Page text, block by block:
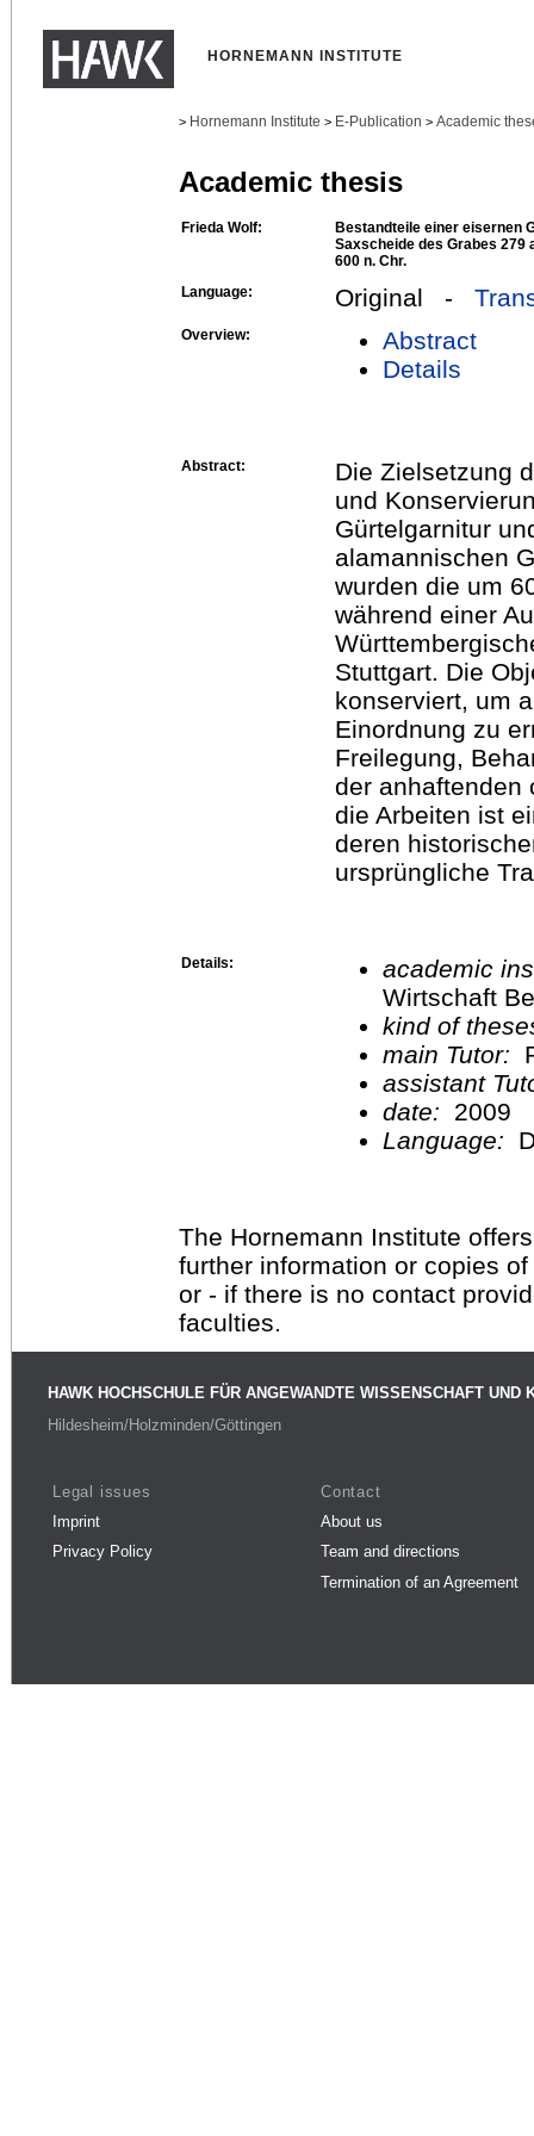
HORNEMANN INSTITUTE
> Hornemann Institute > E-Publication > Academic
Academic thesis
Frieda Wolf:
Bestandteile einer eisernen
Saxscheide des Grabes 279
600 n. Chr.
Language:
Original -
Overview:
Abstract
Details
Abstract:
Die Zielsetzung
und
Gürtelgarnitur
alamannischen
wurden die um
während einer
Stuttgart. Die
konserviert, um
Einordnung zu
Freilegung,
der anhaftenden
die Arbeiten ist
deren
ursprüngliche
Details:
academic
Wirtschaft
kind of
main Tutor:
assistant
date:
2009
Language:
The Hornemann Institute
further information or copies
or - if there is no contact
faculties.
HAWK HOCHSCHULE FÜR ANGEWANDTE WISSENSCHAFT UND
Hildesheim/Holzminden/Göttingen
Legal issues
Imprint
Privacy Policy
Contact
About us
Team and directions
Termination of an Agreement